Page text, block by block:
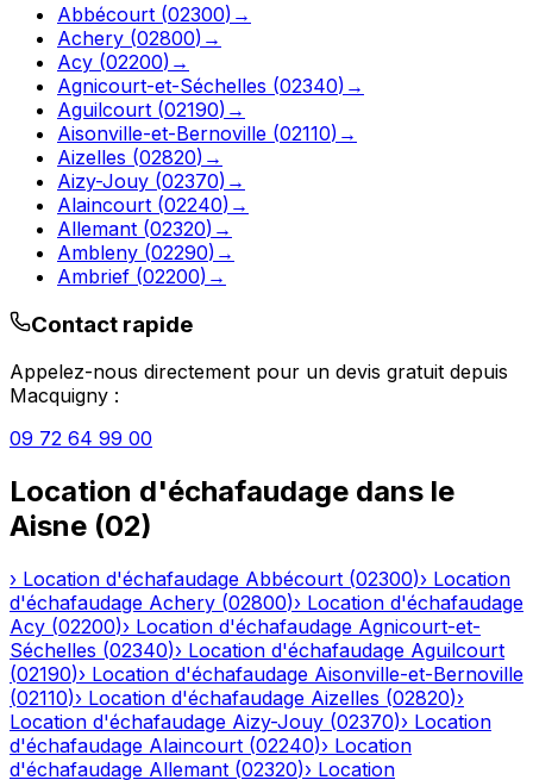
Abbécourt (02300) →
Achery (02800) →
Acy (02200) →
Agnicourt-et-Séchelles (02340) →
Aguilcourt (02190) →
Aisonville-et-Bernoville (02110) →
Aizelles (02820) →
Aizy-Jouy (02370) →
Alaincourt (02240) →
Allemant (02320) →
Ambleny (02290) →
Ambrief (02200) →
Contact rapide
Appelez-nous directement pour un devis gratuit depuis
Macquigny :
09 72 64 99 00
Location d'échafaudage dans le
Aisne (02)
› Location d'échafaudage Abbécourt (02300)› Location
d'échafaudage Achery (02800)› Location d'échafaudage
Acy (02200)› Location d'échafaudage Agnicourt-et-
Séchelles (02340)› Location d'échafaudage Aguilcourt
(02190)› Location d'échafaudage Aisonville-et-Bernoville
(02110)› Location d'échafaudage Aizelles (02820)›
Location d'échafaudage Aizy-Jouy (02370)› Location
d'échafaudage Alaincourt (02240)› Location
d'échafaudage Allemant (02320)› Location